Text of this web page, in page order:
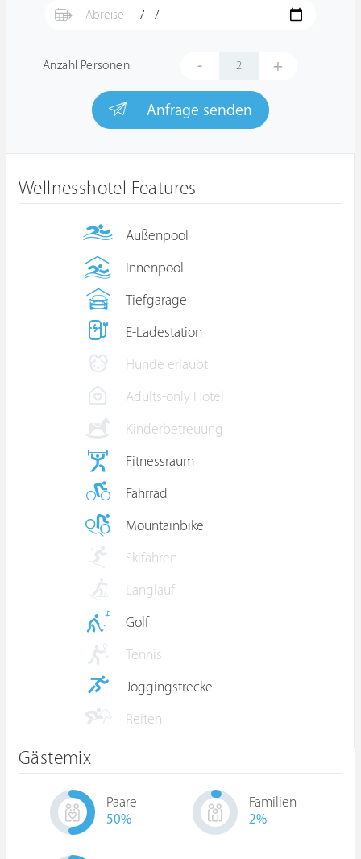
Anzahl Personen: - +
Anfrage senden
Wellnesshotel Features
Außenpool
Innenpool
Tiefgarage
E-Ladestation
Hunde erlaubt
Adults-only Hotel
Kinderbetreuung
Fitnessraum
Fahrrad
Mountainbike
Skifahren
Langlauf
Golf
Tennis
Joggingstrecke
Reiten
Gästemix
Paare
50%
Familien
2%